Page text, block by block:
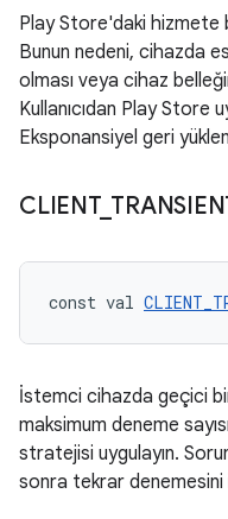
Play Store'daki hizmete
Bunun nedeni, cihazda
olması veya cihaz
Kullanıcıdan Play Store
Eksponansiyel geri
CLIENT_
const val
İstemci cihazda geçici
maksimum deneme
stratejisi uygulayın.
sonra tekrar denemesini